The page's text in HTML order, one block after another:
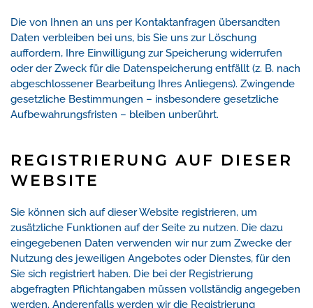
Die von Ihnen an uns per Kontaktanfragen übersandten
Daten verbleiben bei uns, bis Sie uns zur Löschung
auffordern, Ihre Einwilligung zur Speicherung widerrufen
oder der Zweck für die Datenspeicherung entfällt (z. B. nach
abgeschlossener Bearbeitung Ihres Anliegens). Zwingende
gesetzliche Bestimmungen – insbesondere gesetzliche
Aufbewahrungsfristen – bleiben unberührt.
REGISTRIERUNG AUF DIESER
WEBSITE
Sie können sich auf dieser Website registrieren, um
zusätzliche Funktionen auf der Seite zu nutzen. Die dazu
eingegebenen Daten verwenden wir nur zum Zwecke der
Nutzung des jeweiligen Angebotes oder Dienstes, für den
Sie sich registriert haben. Die bei der Registrierung
abgefragten Pflichtangaben müssen vollständig angegeben
werden. Anderenfalls werden wir die Registrierung